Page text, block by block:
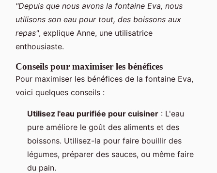
"Depuis que nous avons la fontaine Eva, nous
utilisons son eau pour tout, des boissons aux
repas", explique Anne, une utilisatrice
enthousiaste.
Conseils pour maximiser les bénéfices
Pour maximiser les bénéfices de la fontaine Eva,
voici quelques conseils :
Utilisez l'eau purifiée pour cuisiner : L'eau
pure améliore le goût des aliments et des
boissons. Utilisez-la pour faire bouillir des
légumes, préparer des sauces, ou même faire
du pain.